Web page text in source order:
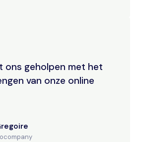
ons geholpen met het
van onze online